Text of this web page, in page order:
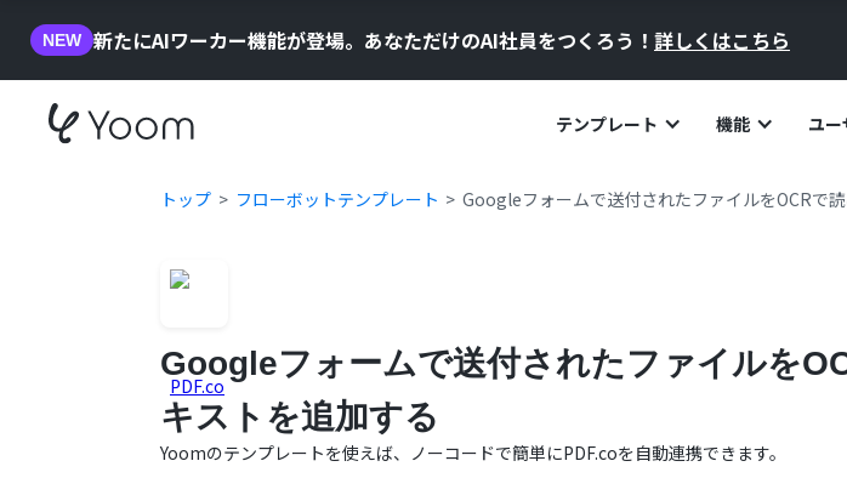
NEW 新たにAIワーカー機能が登場。あなただけのAI社員をつくろう！ 詳しくはこちら
テンプレート 機能 ユ
トップ フローボットテンプレート Googleフォームで送付されたファイルをOCRで
Googleフォームで送付されたファイルを
キストを追加する
Yoomのテンプレートを使えば、ノーコードで簡単にPDF.coを自動連携できます。